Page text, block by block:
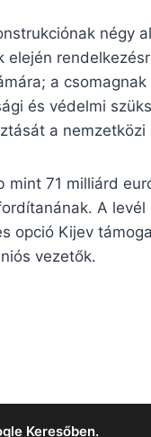
négy
a
és védelmi
a
71 milliárd
A levél
opció Kijev
vezetők.
Keresőben.